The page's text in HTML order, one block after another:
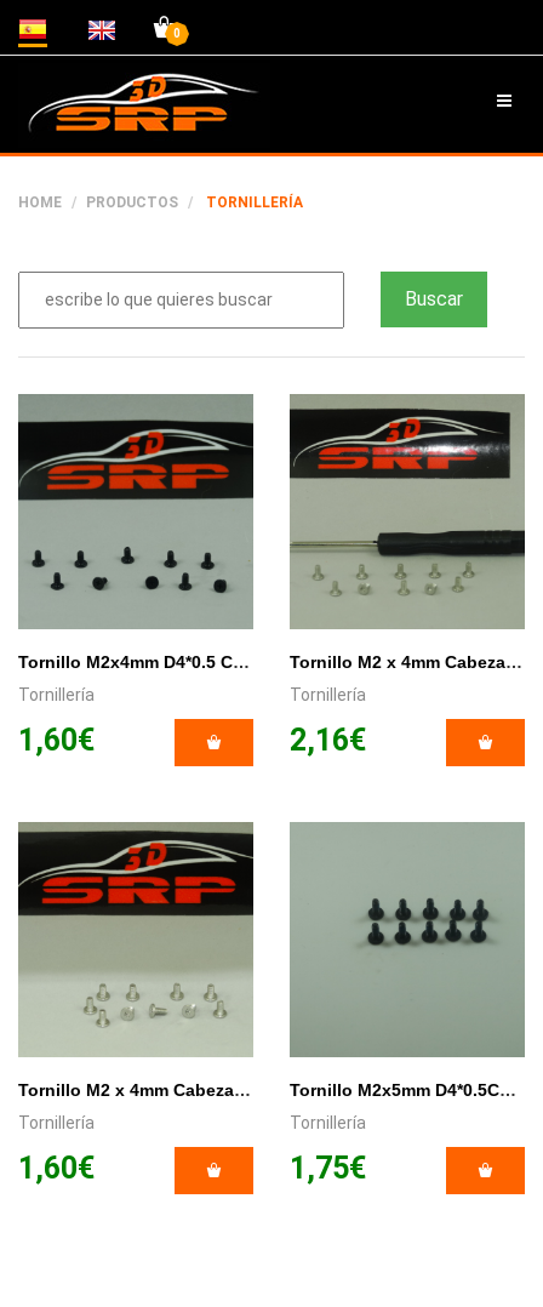
0
HOME PRODUCTOS TORNILLERÍA
Tornillo M2x4mm D4*0.5 Cabeza Extra Plana PHILLIPS x 10
Tornillería
1,60€
Tornillo M2 x 4mm Cabeza Extra Plana Torx x 10/Unid. + Destornillador (T5).
Tornillería
2,16€
Tornillo M2 x 4mm Cabeza Extra Plana Torx x 10/Unid. (T5).
Tornillería
1,60€
Tornillo M2x5mm D4*0.5Cabeza Extra Plana PHILLIPS x 10
Tornillería
1,75€